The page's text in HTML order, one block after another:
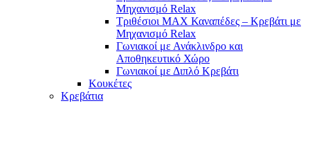
Μηχανισμό Relax
Τριθέσιοι MAX Καναπέδες – Κρεβάτι με
Μηχανισμό Relax
Γωνιακοί με Ανάκλινδρο και
Αποθηκευτικό Χώρο
Γωνιακοί με Διπλό Κρεβάτι
Κουκέτες
Κρεβάτια